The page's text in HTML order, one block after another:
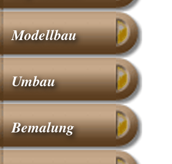
Modellbau
Umbau
Bemalung